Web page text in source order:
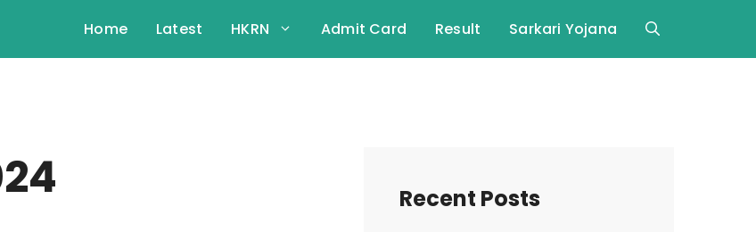
Home Latest HKRN Admit Card Result Sarkari Yojana
Recent Posts